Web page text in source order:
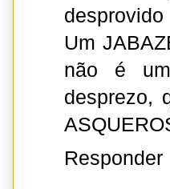
Um
não é
desprezo,
Responder